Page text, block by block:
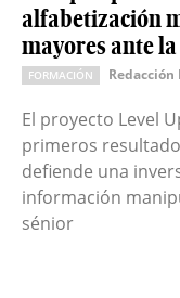
alfabetización
mayores ante
FORMACIÓN Redacción
El proyecto Level
primeros
defiende una
información
sénior